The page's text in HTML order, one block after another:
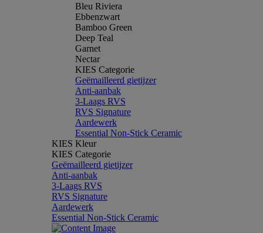
Bleu Riviera
Ebbenzwart
Bamboo Green
Deep Teal
Garnet
Nectar
KIES Categorie
Geëmailleerd gietijzer
Anti-aanbak
3-Laags RVS
RVS Signature
Aardewerk
Essential Non-Stick Ceramic
KIES Kleur
KIES Categorie
Geëmailleerd gietijzer
Anti-aanbak
3-Laags RVS
RVS Signature
Aardewerk
Essential Non-Stick Ceramic